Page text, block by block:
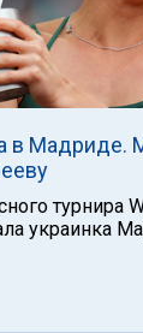
в Мадриде.
турнира
украинка